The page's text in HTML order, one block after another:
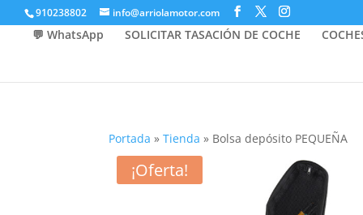
910238802 info@arriolamotor.com
💬 WhatsApp SOLICITAR TASACIÓN DE COCHE
Portada »Tienda » Bolsa depósito PEQUEÑA
¡Oferta!